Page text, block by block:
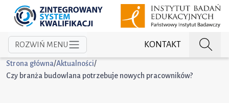
KONTAKT
ROZWIŃ MENU
Strona główna/Aktualności/
Czy branża budowlana potrzebuje nowych pracowników?